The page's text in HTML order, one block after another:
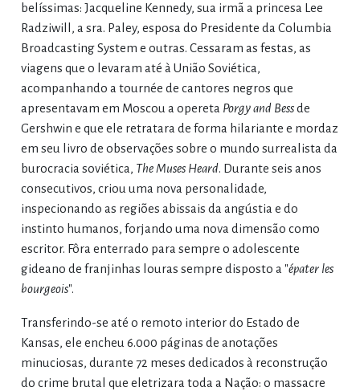
belíssimas: Jacqueline Kennedy, sua irmã a princesa Lee
Radziwill, a sra. Paley, esposa do Presidente da Columbia
Broadcasting System e outras. Cessaram as festas, as
viagens que o levaram até à União Soviética,
acompanhando a tournée de cantores negros que
apresentavam em Moscou a opereta Porgy and Bessde
Gershwin e que ele retratara de forma hilariante e mordaz
em seu livro de observações sobre o mundo surrealista da
burocracia soviética, The Muses Heard. Durante seis anos
consecutivos, criou uma nova personalidade,
inspecionando as regiões abissais da angústia e do
instinto humanos, forjando uma nova dimensão como
escritor. Fôra enterrado para sempre o adolescente
gideano de franjinhas louras sempre disposto a "épater les
bourgeois".
Transferindo-se até o remoto interior do Estado de
Kansas, ele encheu 6.000 páginas de anotações
minuciosas, durante 72 meses dedicados à reconstrução
do crime brutal que eletrizara toda a Nação: o massacre